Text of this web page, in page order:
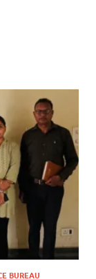
BUREAU